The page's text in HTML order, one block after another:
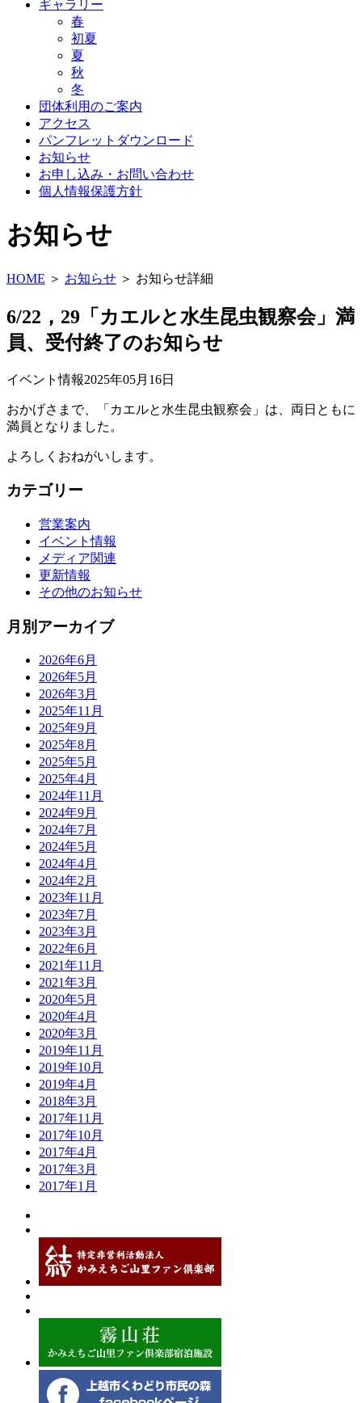
ギャラリー
春
初夏
夏
秋
冬
団体利用のご案内
アクセス
パンフレットダウンロード
お知らせ
お申し込み・お問い合わせ
個人情報保護方針
お知らせ
HOME ＞ お知らせ ＞ お知らせ詳細
6/22，29「カエルと水生昆虫観察会」満
員、受付終了のお知らせ
イベント情報2025年05月16日
おかげさまで、「カエルと水生昆虫観察会」は、両日ともに
満員となりました。
よろしくおねがいします。
カテゴリー
営業案内
イベント情報
メディア関連
更新情報
その他のお知らせ
月別アーカイブ
2026年6月
2026年5月
2026年3月
2025年11月
2025年9月
2025年8月
2025年5月
2025年4月
2024年11月
2024年9月
2024年7月
2024年5月
2024年4月
2024年2月
2023年11月
2023年7月
2023年3月
2022年6月
2021年11月
2021年3月
2020年5月
2020年4月
2020年3月
2019年11月
2019年10月
2019年4月
2018年3月
2017年11月
2017年10月
2017年4月
2017年3月
2017年1月